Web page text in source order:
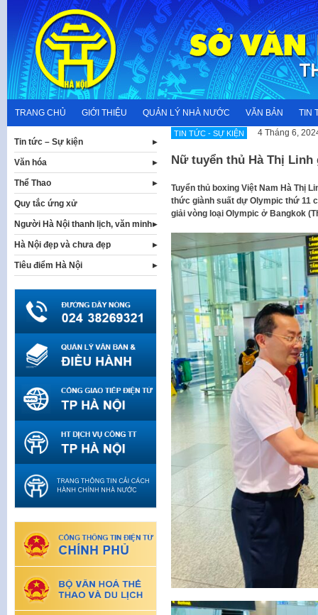
content
TRANG CHỦ GIỚI THIỆU QUẢN LÝ NHÀ NƯỚC VĂN BẢN TIN
TIN TỨC - SỰ KIỆN 4 Tháng 6,
Nữ tuyển thủ Hà Thị
Tuyển thủ boxing Việt Nam Hà Thị
thức giành suất dự Olympic thứ 11
giải vòng loại Olympic ở Bangkok
Tin tức – Sự kiện
Văn hóa
Thể Thao
Quy tắc ứng xử
Người Hà Nội thanh lịch, văn minh
Hà Nội đẹp và chưa đẹp
Tiêu điểm Hà Nội